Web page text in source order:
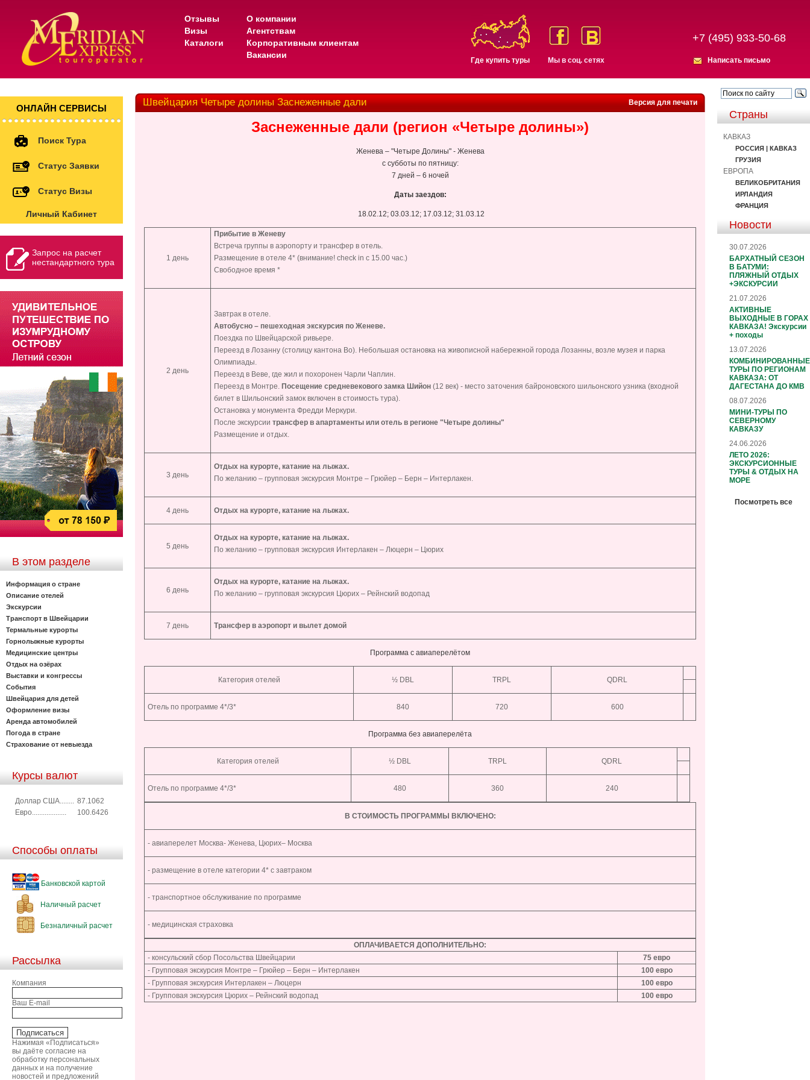
Отзывы
Визы
Каталоги
О компании
Агентствам
Корпоративным клиентам
Вакансии
Где купить туры Мы в соц. сетях
+7 (495) 933-50-68
Написать письмо
ОНЛАЙН СЕРВИСЫ
Поиск Тура
Статус Заявки
Статус Визы
Личный Кабинет
Запрос на расчет
нестандартного тура
В этом разделе
Информация о стране
Описание отелей
Экскурсии
Транспорт в Швейцарии
Термальные курорты
Горнолыжные курорты
Медицинские центры
Отдых на озёрах
Выставки и конгрессы
События
Швейцария для детей
Оформление визы
Аренда автомобилей
Погода в стране
Страхование от невыезда
Курсы валют
Доллар США........ 87.1062
Евро...................
100.6426
Способы оплаты
Банковской картой
Наличный расчет
Безналичный расчет
Рассылка
Компания
Ваш E-mail
Нажимая «Подписаться»
вы даёте согласие на
обработку персональных
данных и на получение
новостей и предложений
Версия для печати
Швейцария Четыре долины Заснеженные дали
Заснеженные дали (регион «Четыре долины»)
Женева – "Четыре Долины" - Женева
с субботы по пятницу:
7 дней – 6 ночей
Даты заездов:
18.02.12; 03.03.12; 17.03.12; 31.03.12
1 день
Прибытие в Женеву
Встреча группы в аэропорту и трансфер в отель.
Размещение в отеле 4* (внимание! check in с 15.00 час.)
Свободное время *
2 день
Завтрак в отеле.
Автобусно – пешеходная экскурсия по Женеве.
Поездка по Швейцарской ривьере.
Переезд в Лозанну (столицу кантона Во). Небольшая остановка на живописной набережной города Лозанны, возле музея и парка
Олимпиады.
Переезд в Веве, где жил и похоронен Чарли Чаплин.
Переезд в Монтре. Посещение средневекового замка Шийон (12 век) - место заточения байроновского шильонского узника (входной
билет в Шильонский замок включен в стоимость тура).
Остановка у монумента Фредди Меркури.
После экскурсии трансфер в апартаменты или отель в регионе "Четыре долины"
Размещение и отдых.
3 день
Отдых на курорте, катание на лыжах.
По желанию – групповая экскурсия Монтре – Грюйер – Берн – Интерлакен.
4 день Отдых на курорте, катание на лыжах.
5 день
Отдых на курорте, катание на лыжах.
По желанию – групповая экскурсия Интерлакен – Люцерн – Цюрих
6 день
Отдых на курорте, катание на лыжах.
По желанию – групповая экскурсия Цюрих – Рейнский водопад
7 день Трансфер в аэропорт и вылет домой
Программа с авиаперелётом
Категория отелей ½ DBL TRPL QDRL
Отель по программе 4*/3* 840 720 600
Программа без авиаперелёта
Категория отелей ½ DBL TRPL QDRL
Отель по программе 4*/3* 480 360 240
В СТОИМОСТЬ ПРОГРАММЫ ВКЛЮЧЕНО:
- авиаперелет Москва- Женева, Цюрих– Москва
- размещение в отеле категории 4* с завтраком
- транспортное обслуживание по программе
- медицинская страховка
ОПЛАЧИВАЕТСЯ ДОПОЛНИТЕЛЬНО:
- консульский сбор Посольства Швейцарии
75 евро
- Групповая экскурсия Монтре – Грюйер – Берн – Интерлакен
100 евро
- Групповая экскурсия Интерлакен – Люцерн
100евро
- Групповая экскурсия Цюрих – Рейнский водопад
100евро
Страны
КАВКАЗ
РОССИЯ | КАВКАЗ
ГРУЗИЯ
ЕВРОПА
ВЕЛИКОБРИТАНИЯ
ИРЛАНДИЯ
ФРАНЦИЯ
Новости
30.07.2026
БАРХАТНЫЙ СЕЗОН
В БАТУМИ:
ПЛЯЖНЫЙ ОТДЫХ
+ЭКСКУРСИИ
21.07.2026
АКТИВНЫЕ
ВЫХОДНЫЕ В ГОРАХ
КАВКАЗА! Экскурсии
+ походы
13.07.2026
КОМБИНИРОВАННЫЕ
ТУРЫ ПО РЕГИОНАМ
КАВКАЗА: ОТ
ДАГЕСТАНА ДО КМВ
08.07.2026
МИНИ-ТУРЫ ПО
СЕВЕРНОМУ
КАВКАЗУ
24.06.2026
ЛЕТО 2026:
ЭКСКУРСИОННЫЕ
ТУРЫ & ОТДЫХ НА
МОРЕ
Посмотреть все